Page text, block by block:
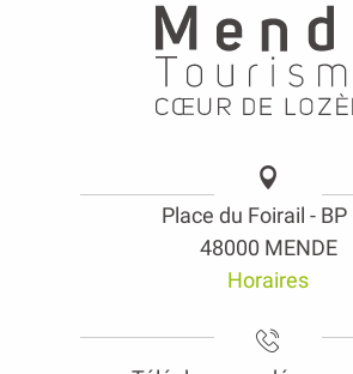
Place du Foirail - BP
48000 MENDE
Horaires